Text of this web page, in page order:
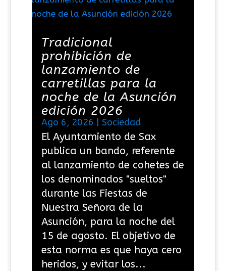
Tradicional
prohibición de
lanzamiento de
carretillas para la
noche de la Asunción
edición 2026
Ago 6, 2026 Sociedad
El Ayuntamiento de Sax
publica un bando, referente
al lanzamiento de cohetes de
los denominados "sueltos"
durante las Fiestas de
Nuestra Señora de la
Asunción, para la noche del
15 de agosto. El objetivo de
esta norma es que haya cero
heridos, y evitar los...